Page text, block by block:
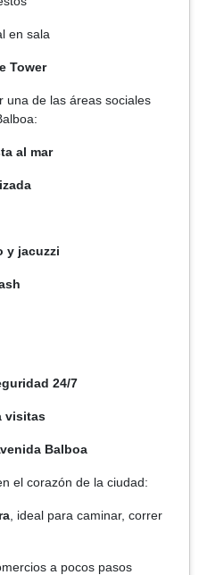
en sala
Tower
una de las áreas sociales
al mar
y jacuzzi
24/7
visitas
Balboa
el corazón de la ciudad:
, ideal para caminar, correr
a pocos pasos